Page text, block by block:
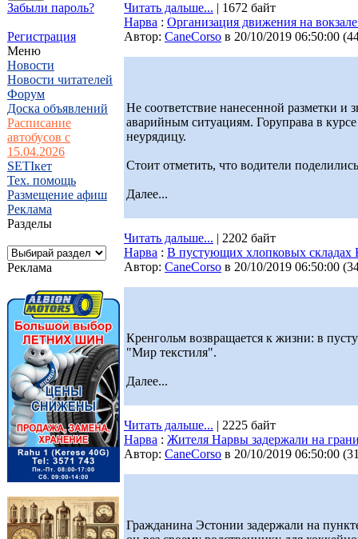
Забыли пароль?
Регистрация
Меню
Новости
Новости читателей
Форум
Доска объявлений
Расписание
автобусов с
15.04.2026
SETIкет
Тех. помощь
Размещение афиш
Реклама
Разделы
Реклама
Читать дальше... | 1672 байт
Нарва : Организация движения на
Автор: CaneCorso в 20/10/2019 06:50:00 (
Не соответствие нанесенной разметки и
аварийным ситуациям. Горуправа в
неурядицу.
Стоит отметить, что водители
Далее...
Читать дальше... | 2202 байт
Нарва : В пустующих хлопковых складах
Автор: CaneCorso в 20/10/2019 06:50:00 (
Кренгольм возвращается к жизни: в
"Мир текстиля".
Далее...
Читать дальше... | 2225 байт
Нарва : Жителя Нарвы задержали на
Автор: CaneCorso в 20/10/2019 06:50:00 (
Гражданина Эстонии задержали на